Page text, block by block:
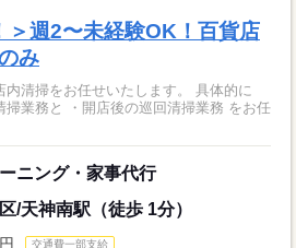
＞週2〜未経験OK！百貨店
み
をお任せいたします。 具体的に
業務と ・開店後の巡回清掃業務 をお任
ニング・家事代行
/天神南駅（徒歩 1分）
交通費一部支給